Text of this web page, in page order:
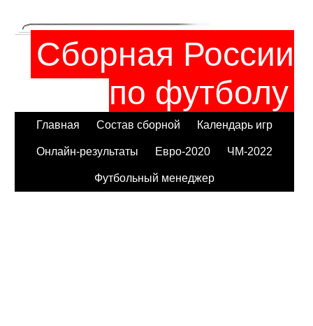
Сборная России
по футболу
Главная Состав сборной Календарь игр
Онлайн-результаты Евро-2020 ЧМ-2022
Футбольный менеджер